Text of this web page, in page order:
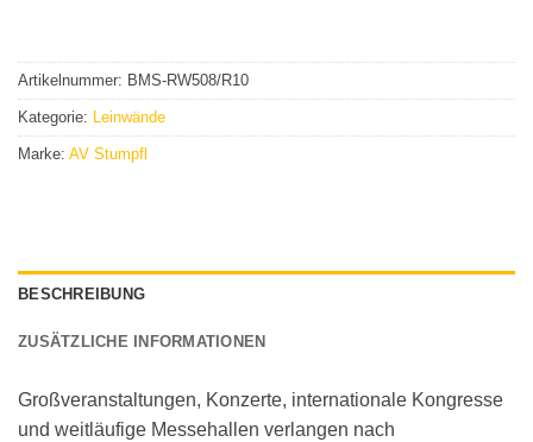
Artikelnummer: BMS-RW508/R10
Kategorie: Leinwände
Marke: AV Stumpfl
BESCHREIBUNG
ZUSÄTZLICHE INFORMATIONEN
Großveranstaltungen, Konzerte, internationale Kongresse
und weitläufige Messehallen verlangen nach